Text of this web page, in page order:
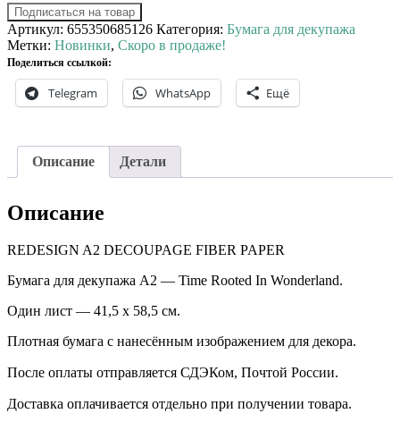
Подписаться на товар
Артикул: 655350685126 Категория: Бумага для декупажа
Метки: Новинки, Скоро в продаже!
Поделиться ссылкой:
Telegram WhatsApp Ещё
Описание Детали
Описание
REDESIGN A2 DECOUPAGE FIBER PAPER
Бумага для декупажа А2 — Time Rooted In Wonderland.
Один лист — 41,5 х 58,5 см.
Плотная бумага с нанесённым изображением для декора.
После оплаты отправляется СДЭКом, Почтой России. ⠀
Доставка оплачивается отдельно при получении товара. ⠀